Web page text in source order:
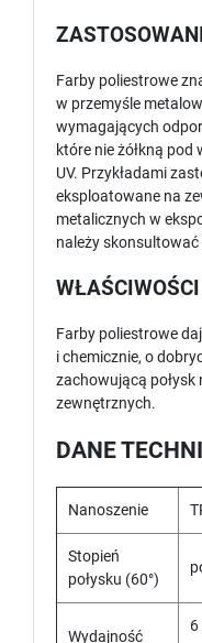
Farby poliestrowe
w przemyśle
wymagających
które nie żółkną pod
UV. Przykładami
eksploatowane na
metalicznych w
należy
WŁAŚCIWOŚCI
Farby poliestrowe
i chemicznie, o
zachowującą
zewnętrznych.
DANE
Nanoszenie
Stopień
połysku (60°)
Wydajność
6